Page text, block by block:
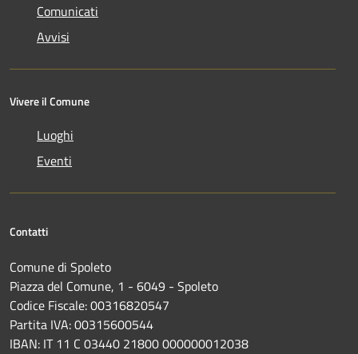
Comunicati
Avvisi
Vivere il Comune
Luoghi
Eventi
Contatti
Comune di Spoleto
Piazza del Comune, 1 - 6049 - Spoleto
Codice Fiscale: 00316820547
Partita IVA: 00315600544
IBAN: IT 11 C 03440 21800 000000012038